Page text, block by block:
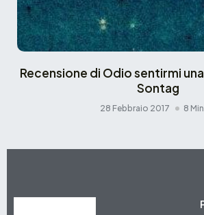
Recensione di Odio sentirmi
Sontag
28 Febbraio 2017 8